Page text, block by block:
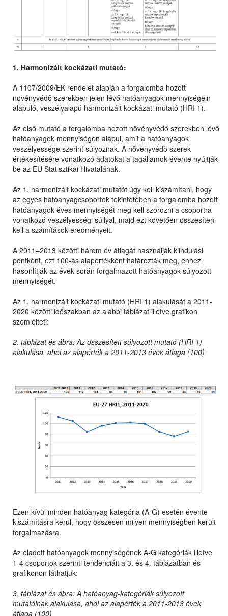
1. Harmonizált kockázati mutató:
A 1107/2009/EK rendelet alapján a forgalomba hozott
növényvédő szerekben jelen lévő hatóanyagok mennyiségein
alapuló, veszélyalapú harmonizált kockázati mutató (HRI 1).
Az első mutató a forgalomba hozott növényvédő szerekben lévő
hatóanyagok mennyiségén alapul, amit a hatóanyagok
veszélyessége szerint súlyoznak. A növényvédő szerek
értékesítésére vonatkozó adatokat a tagállamok évente nyújtják
be az EU Statisztikai Hivatalának.
Az 1. harmonizált kockázati mutatót úgy kell kiszámítani, hogy
az egyes hatóanyagcsoportok tekintetében a forgalomba hozott
hatóanyagok éves mennyiségét meg kell szorozni a csoportra
vonatkozó veszélyességi súllyal, majd ezt követően összesíteni
kell a számítások eredményeit.
A 2011–2013 közötti három év átlagát használják kiindulási
pontként, ezt 100-as alapértékként határozták meg, ehhez
hasonlítják az évek során forgalmazott hatóanyagok súlyozott
mennyiségét.
Az 1. harmonizált kockázati mutató (HRI 1) alakulását a 2011-
2020 közötti időszakban az alábbi táblázat illetve grafikon
szemlélteti:
2. táblázat és ábra: Az összesített súlyozott mutató (HRI 1)
alakulása, ahol az alapérték a 2011-2013 évek átlaga (100)
Ezen kívül minden hatóanyag kategória (A-G) esetén évente
kiszámításra kerül, hogy összesen milyen mennyiségben került
forgalmazásra.
Az eladott hatóanyagok mennyiségének A-G kategóriák illetve
1-4 csoportok szerinti tendenciáit a 3. és 4. táblázatban és
grafikonon láthatjuk:
3. táblázat és ábra: A hatóanyag-kategóriák súlyozott
mutatóinak alakulása, ahol az alapérték a 2011-2013 évek
átlaga (100)